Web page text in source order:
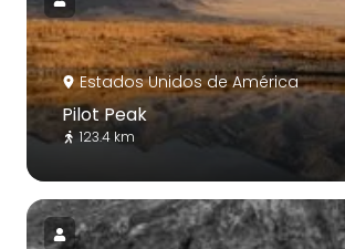
Estados Unidos de América
Pilot Peak
123.4 km